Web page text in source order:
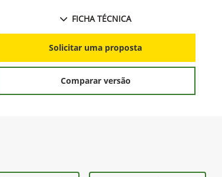
FICHA TÉCNICA
Solicitar uma proposta
Comparar versão